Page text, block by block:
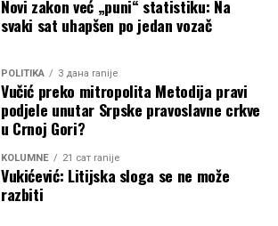
Novi zakon već „puni“ statistiku: Na
svaki sat uhapšen po jedan vozač
POLITIKA 3 дана ranije
Vučić preko mitropolita Metodija pravi
podjele unutar Srpske pravoslavne crkve
u Crnoj Gori?
KOLUMNE 21 сат ranije
Vukićević: Litijska sloga se ne može
razbiti